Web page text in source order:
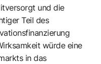
und die
Teil des
würde eine
in das